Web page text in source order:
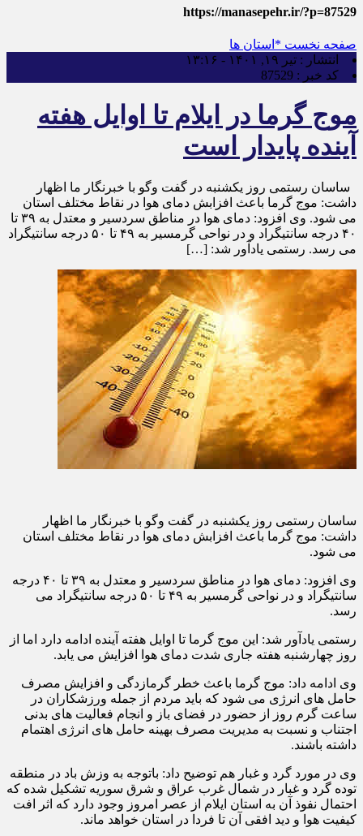
https://manasepehr.ir/?p=87529
صفحه نخست *استان ها
انتشار : تیر ۱۹, ۱۴۰۱ - ۱۳:۱۶
کد خبر : 87529
موج گرما در ایلام تا اوایل هفته
آینده پایدار است
ساسان رستمی روز یکشنبه در گفت وگو با خبرنگار ما اظهار
داشت: موج گرما باعث افزابش دمای هوا در نقاط مختلف استان
می شود. وی افزود: دمای هوا در مناطق سردسیر و معتدل به ۳۹ تا
۴۰ درجه سانتیگراد و در نواحی گرمسیر به ۴۹ تا ۵۰ درجه سانتیگراد
می رسد. رستمی یادآور شد: […]
ساسان رستمی روز یکشنبه در گفت وگو با خبرنگار ما اظهار
داشت: موج گرما باعث افزابش دمای هوا در نقاط مختلف استان
می شود.
وی افزود: دمای هوا در مناطق سردسیر و معتدل به ۳۹ تا ۴۰ درجه
سانتیگراد و در نواحی گرمسیر به ۴۹ تا ۵۰ درجه سانتیگراد می
رسد.
رستمی یادآور شد: این موج گرما تا اوایل هفته آینده ادامه دارد اما از
روز چهارشنبه هفته جاری شدت دمای هوا افزایش می یابد.
وی ادامه داد: موج گرما باعث خطر گرمازدگی و افزایش مصرف
حامل های انرژی می شود که باید مردم از جمله ورزشکاران در
ساعت گرم روز از حضور در فضای باز و انجام فعالیت های بدنی
اجتناب و نسبت به مدیریت مصرف بهینه حامل های انرژی اهتمام
داشته باشند.
وی در مورد گرد و غبار هم توضیح داد: باتوجه به وزش باد در منطقه
توده گرد و غبار در شمال غرب عراق و شرق سوریه تشکیل شده که
احتمال نفوذ آن به استان ایلام از عصر امروز وجود دارد که اثر افت
کیفیت هوا و دید افقی آن تا فردا در استان خواهد ماند.